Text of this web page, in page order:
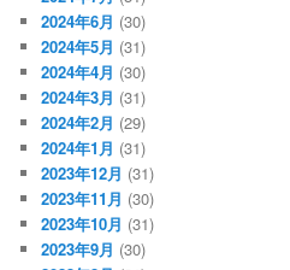
2024年6月 (30)
2024年5月 (31)
2024年4月 (30)
2024年3月 (31)
2024年2月 (29)
2024年1月 (31)
2023年12月 (31)
2023年11月 (30)
2023年10月 (31)
2023年9月 (30)